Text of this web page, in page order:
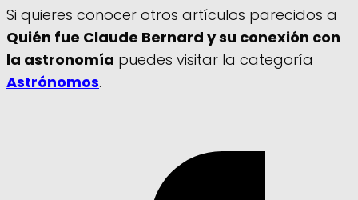
Si quieres conocer otros artículos parecidos a
Quién fue Claude Bernard y su conexión con
la astronomía puedes visitar la categoría
Astrónomos.